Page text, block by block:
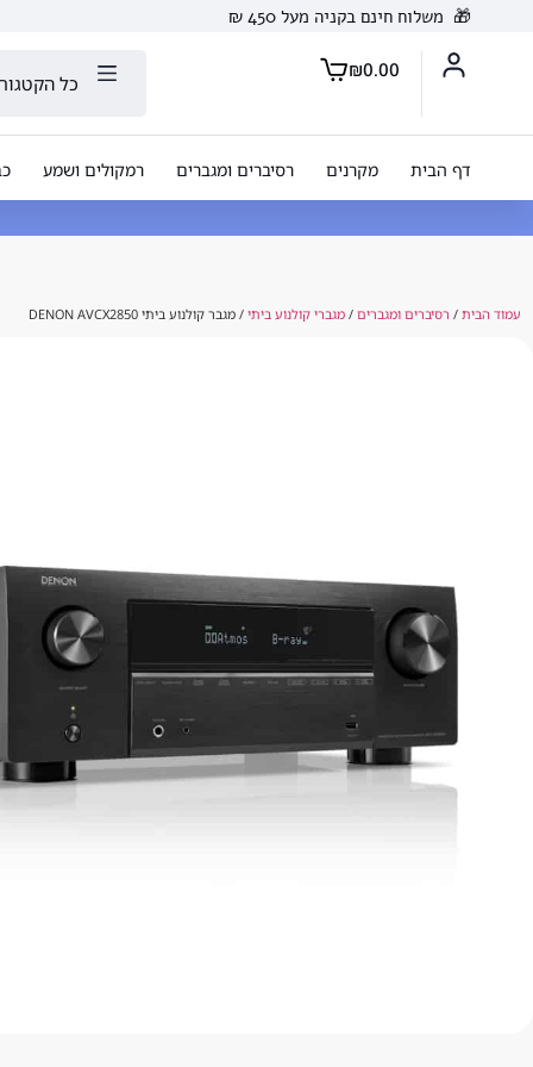
🎁 משלוח חינם בקניה מעל 450 ₪
₪0.00
כל
דף הבית מקרנים רסיברים ומגברים רמקולים ושמע
עמוד הבית / רסיברים ומגברים / מגברי קולנוע ביתי / מגבר קולנוע ביתי DENON AVCX2850